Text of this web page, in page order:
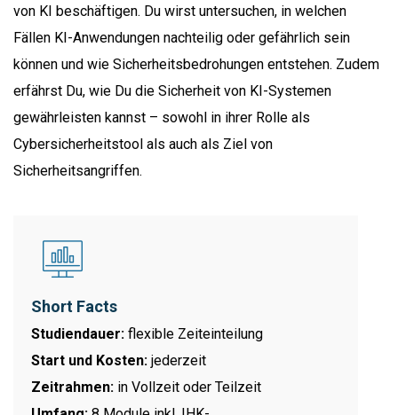
von KI beschäftigen. Du wirst untersuchen, in welchen
Fällen KI-Anwendungen nachteilig oder gefährlich sein
können und wie Sicherheitsbedrohungen entstehen. Zudem
erfährst Du, wie Du die Sicherheit von KI-Systemen
gewährleisten kannst – sowohl in ihrer Rolle als
Cybersicherheitstool als auch als Ziel von
Sicherheitsangriffen.
Short Facts
Studiendauer: flexible Zeiteinteilung
Start und Kosten: jederzeit
Zeitrahmen: in Vollzeit oder Teilzeit